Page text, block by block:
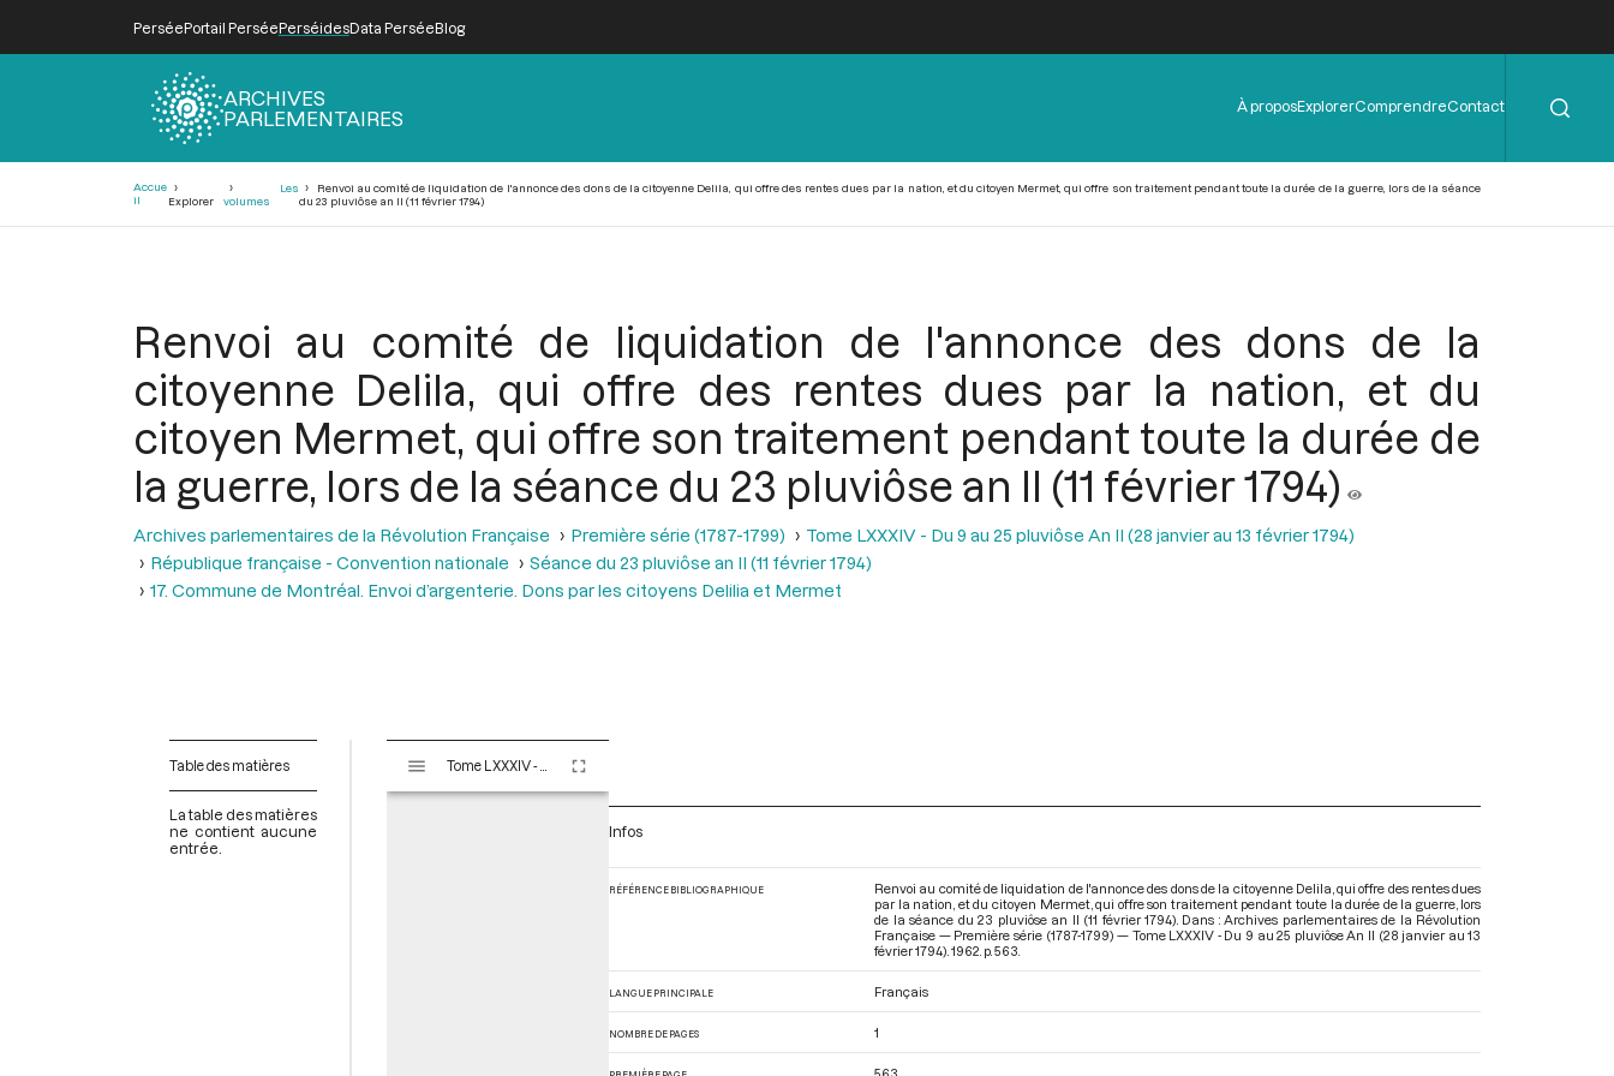
PerséePortail PerséePerséidesData PerséeBlog
ARCHIVES
PARLEMENTAIRES
Menu
de
À proposExplorerComprendreContact
Accue
il
Explorer
Les
volumes
Renvoi au comité de liquidation de l'annonce des dons de la citoyenne Delila, qui offre des rentes dues par la nation, et du citoyen Mermet, qui offre son traitement pendant toute la durée de la guerre, lors de la séance
du 23 pluviôse an II (11 février 1794)
Renvoi au comité de liquidation de l'annonce des dons de la
citoyenne Delila, qui offre des rentes dues par la nation, et du
citoyen Mermet, qui offre son traitement pendant toute la durée de
la guerre, lors de la séance du 23 pluviôse an II (11 février 1794)
Archives parlementaires de la Révolution Française Première série (1787-1799)
Tome LXXXIV - Du 9 au 25 pluviôse An II (28 janvier au 13 février 1794)
République française - Convention nationale
Séance du 23 pluviôse an II (11 février 1794)
17. Commune de Montréal. Envoi d’argenterie. Dons par les citoyens Delilia et Mermet
Table des matières
La table des matières
ne contient aucune
entrée.
s
Infos
RÉFÉRENCE BIBLIOGRAPHIQUE
Renvoi au comité de liquidation de l'annonce des dons de la citoyenne Delila, qui offre des rentes dues
par la nation, et du citoyen Mermet, qui offre son traitement pendant toute la durée de la guerre, lors
de la séance du 23 pluviôse an II (11 février 1794). Dans : Archives parlementaires de la Révolution
Française — Première série (1787-1799) — Tome LXXXIV - Du 9 au 25 pluviôse An II (28 janvier au 13
février 1794) . 1962. p. 563.
LANGUE PRINCIPALE Français
NOMBRE DE PAGES 1
PREMIÈRE PAGE 563